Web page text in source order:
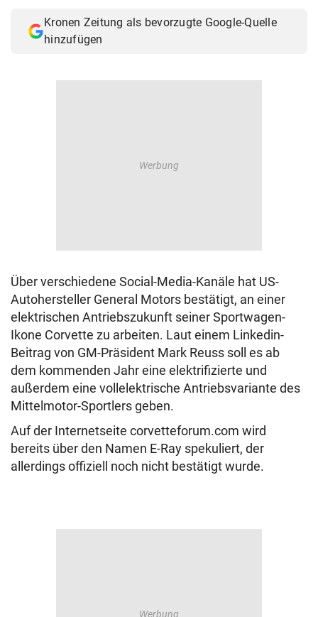
Kronen Zeitung als bevorzugte Google-Quelle
hinzufügen
Über verschiedene Social-Media-Kanäle hat US-
Autohersteller General Motors bestätigt, an einer
elektrischen Antriebszukunft seiner Sportwagen-
Ikone Corvette zu arbeiten. Laut einem Linkedin-
Beitrag von GM-Präsident Mark Reuss soll es ab
dem kommenden Jahr eine elektrifizierte und
außerdem eine vollelektrische Antriebsvariante des
Mittelmotor-Sportlers geben.
Auf der Internetseite corvetteforum.com wird
bereits über den Namen E-Ray spekuliert, der
allerdings offiziell noch nicht bestätigt wurde.